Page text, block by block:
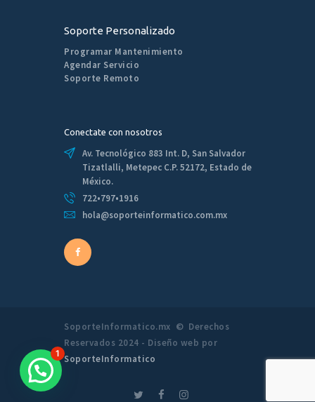
Soporte Personalizado
Programar Mantenimiento
Agendar Servicio
Soporte Remoto
Conectate con nosotros
Av. Tecnológico 883 Int. D, San Salvador
Tizatlalli, Metepec C.P. 52172, Estado de
México.
722•797•1916
hola@soporteinformatico.com.mx
SoporteInformatico.mx © Derechos
Reservados 2024 - Diseño web por
SoporteInformatico
1